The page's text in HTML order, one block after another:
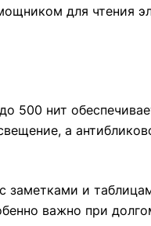
для чтения
500 нит
а
и
важно при